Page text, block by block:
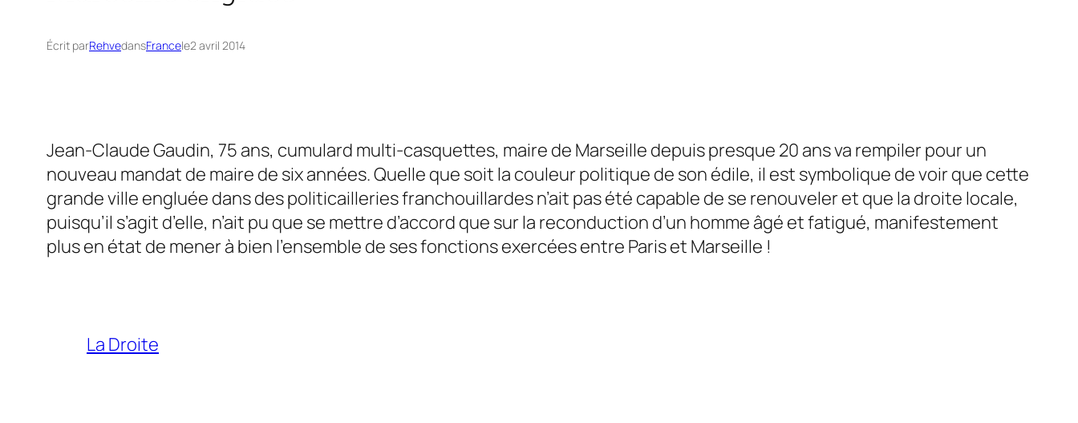
Écrit parRehvedansFrancele2 avril 2014
Jean-Claude Gaudin, 75 ans, cumulard multi-casquettes, maire de Marseille depuis presque 20 ans va rempiler pour un
nouveau mandat de maire de six années. Quelle que soit la couleur politique de son édile, il est symbolique de voir que cette
grande ville engluée dans des politicailleries franchouillardes n’ait pas été capable de se renouveler et que la droite locale,
puisqu’il s’agit d’elle, n’ait pu que se mettre d’accord que sur la reconduction d’un homme âgé et fatigué, manifestement
plus en état de mener à bien l’ensemble de ses fonctions exercées entre Paris et Marseille !
La Droite